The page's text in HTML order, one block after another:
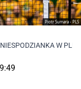
Piotr Sumara - PLS
W